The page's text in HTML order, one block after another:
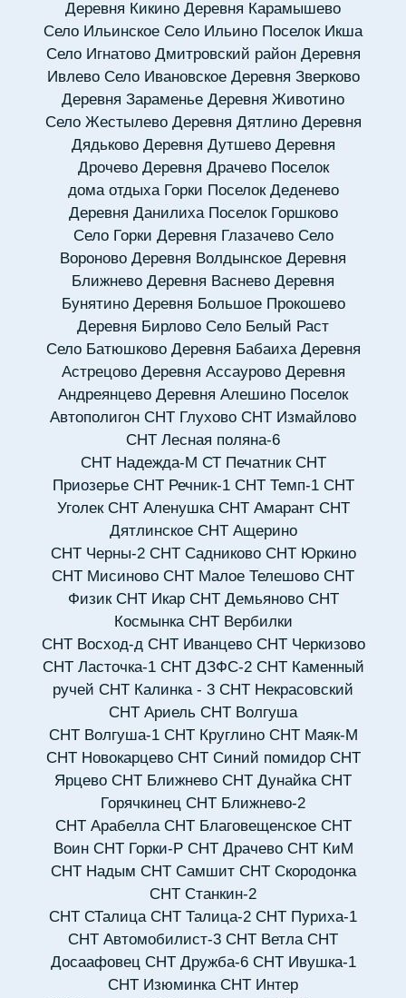
Деревня Кикино Деревня Карамышево
Село Ильинское Село Ильино Поселок Икша
Село Игнатово Дмитровский район Деревня
Ивлево Село Ивановское Деревня Зверково
Деревня Зараменье Деревня Животино
Село Жестылево Деревня Дятлино Деревня
Дядьково Деревня Дутшево Деревня
Дрочево Деревня Драчево Поселок
дома отдыха Горки Поселок Деденево
Деревня Данилиха Поселок Горшково
Село Горки Деревня Глазачево Село
Вороново Деревня Волдынское Деревня
Ближнево Деревня Васнево Деревня
Бунятино Деревня Большое Прокошево
Деревня Бирлово Село Белый Раст
Село Батюшково Деревня Бабаиха Деревня
Астрецово Деревня Ассаурово Деревня
Андреянцево Деревня Алешино Поселок
Автополигон СНТ Глухово СНТ Измайлово
СНТ Лесная поляна-6
СНТ Надежда-М СТ Печатник СНТ
Приозерье СНТ Речник-1 СНТ Темп-1 СНТ
Уголек СНТ Аленушка СНТ Амарант СНТ
Дятлинское СНТ Ащерино
СНТ Черны-2 СНТ Садниково СНТ Юркино
СНТ Мисиново СНТ Малое Телешово СНТ
Физик СНТ Икар СНТ Демьяново СНТ
Космынка СНТ Вербилки
СНТ Восход-д СНТ Иванцево СНТ Черкизово
СНТ Ласточка-1 СНТ ДЗФС-2 СНТ Каменный
ручей СНТ Калинка - 3 СНТ Некрасовский
СНТ Ариель СНТ Волгуша
СНТ Волгуша-1 СНТ Круглино СНТ Маяк-М
СНТ Новокарцево СНТ Синий помидор СНТ
Ярцево СНТ Ближнево СНТ Дунайка СНТ
Горячкинец СНТ Ближнево-2
СНТ Арабелла СНТ Благовещенское СНТ
Воин СНТ Горки-Р СНТ Драчево СНТ КиМ
СНТ Надым СНТ Самшит СНТ Скородонка
СНТ Станкин-2
СНТ СТалица СНТ Талица-2 СНТ Пуриха-1
СНТ Автомобилист-3 СНТ Ветла СНТ
Досаафовец СНТ Дружба-6 СНТ Ивушка-1
СНТ Изюминка СНТ Интер